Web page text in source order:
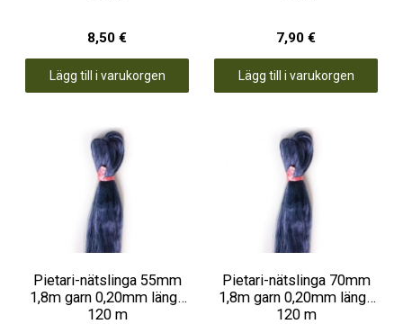
8,50 €
Lägg till i varukorgen
7,90 €
Lägg till i varukorgen
Pietari-nätslinga 55mm
1,8m garn 0,20mm längd
120 m
Pietari-nätslinga 70mm
1,8m garn 0,20mm längd
120 m